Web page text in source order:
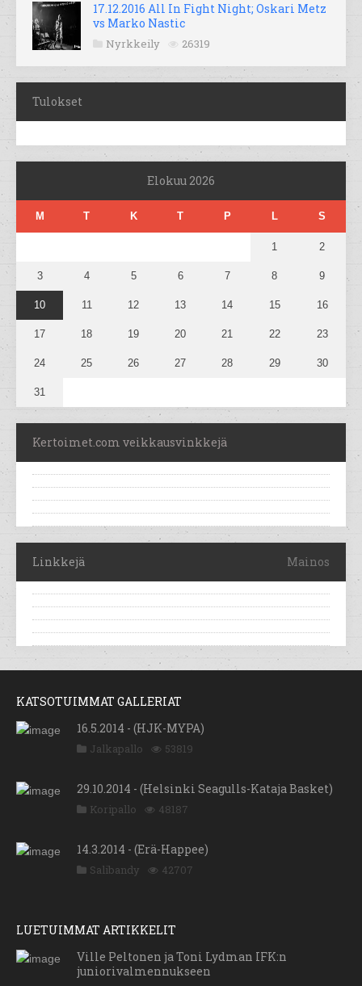
17.12.2016 All In Fight Night; Oskari Metz
vs Marko Nastic
Nyrkkeily 26319
Tulokset
Elokuu 2026
M T K T P L S
1 2
3 4 5 6 7 8 9
10 11 12 13 14 15 16
17 18 19 20 21 22 23
24 25 26 27 28 29 30
31
Kertoimet.com veikkausvinkkejä
Linkkejä Mainos
KATSOTUIMMAT GALLERIAT
16.5.2014 - (HJK-MYPA)
Jalkapallo 53819
29.10.2014 - (Helsinki Seagulls-Kataja Basket)
Koripallo 48187
14.3.2014 - (Erä-Happee)
Salibandy 42707
LUETUIMMAT ARTIKKELIT
Ville Peltonen ja Toni Lydman IFK:n
juniorivalmennukseen